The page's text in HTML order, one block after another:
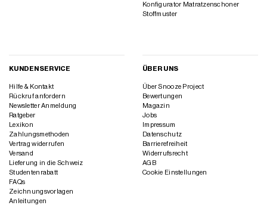
Konfigurator Matratzenschoner
Stoffmuster
KUNDENSERVICE
Hilfe & Kontakt
Rückruf anfordern
Newsletter Anmeldung
Ratgeber
Lexikon
Zahlungsmethoden
Vertrag widerrufen
Versand
Lieferung in die Schweiz
Studentenrabatt
FAQs
Zeichnungsvorlagen
Anleitungen
ÜBER UNS
Über Snooze Project
Bewertungen
Magazin
Jobs
Impressum
Datenschutz
Barrierefreiheit
Widerrufsrecht
AGB
Cookie Einstellungen